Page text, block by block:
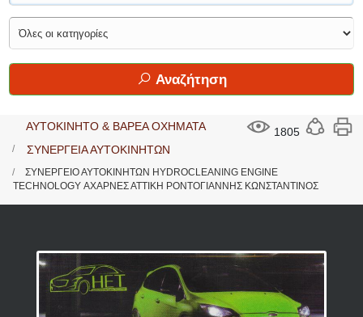
Αναζήτηση
1805
ΑΥΤΟΚΙΝΗΤΟ & ΒΑΡΕΑ ΟΧΗΜΑΤΑ
ΣΥΝΕΡΓΕΙΑ ΑΥΤΟΚΙΝΗΤΩΝ
ΣΥΝΕΡΓΕΙΟ ΑΥΤΟΚΙΝΗΤΩΝ HYDROCLEANING ENGINE
TECHNOLOGY ΑΧΑΡΝΕΣ ΑΤΤΙΚΗ ΡΟΝΤΟΓΙΑΝΝΗΣ ΚΩΝΣΤΑΝΤΙΝΟΣ